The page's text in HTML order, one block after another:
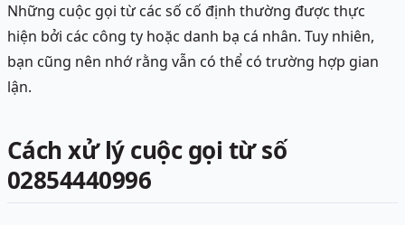
Những cuộc gọi từ các số cố định thường được thực
hiện bởi các công ty hoặc danh bạ cá nhân. Tuy nhiên,
bạn cũng nên nhớ rằng vẫn có thể có trường hợp gian
lận.
Cách xử lý cuộc gọi từ số
02854440996